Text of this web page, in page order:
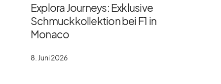
Explora Journeys: Exklusive
Schmuckkollektion bei F1 in
Monaco
8. Juni 2026